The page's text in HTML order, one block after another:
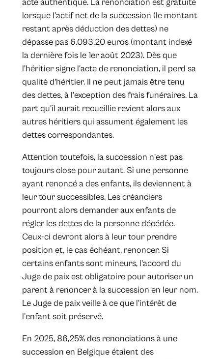
lorsque l’actif net de la succession (le montant
restant après déduction des dettes) ne
dépasse pas 6.093,20 euros (montant indexé
la dernière fois le 1er août 2023). Dès que
l'héritier signe l'acte de renonciation, il perd sa
qualité d'héritier. Il ne peut jamais être tenu
des dettes, à l’exception des frais funéraires. La
part qu'il aurait recueillie revient alors aux
autres héritiers qui assument également les
dettes correspondantes.
Attention toutefois, la succession n’est pas
toujours close pour autant. Si une personne
ayant renoncé a des enfants, ils deviennent à
leur tour successibles. Les créanciers
pourront alors demander aux enfants de
régler les dettes de la personne décédée.
Ceux-ci devront alors à leur tour prendre
position et, le cas échéant, renoncer. Si
certains enfants sont mineurs, l’accord du
Juge de paix est obligatoire pour autoriser un
parent à renoncer à la succession en leur nom.
Le Juge de paix veille à ce que l’intérêt de
l’enfant soit préservé.
En 2025, 86,25% des renonciations à une
succession en Belgique étaient des